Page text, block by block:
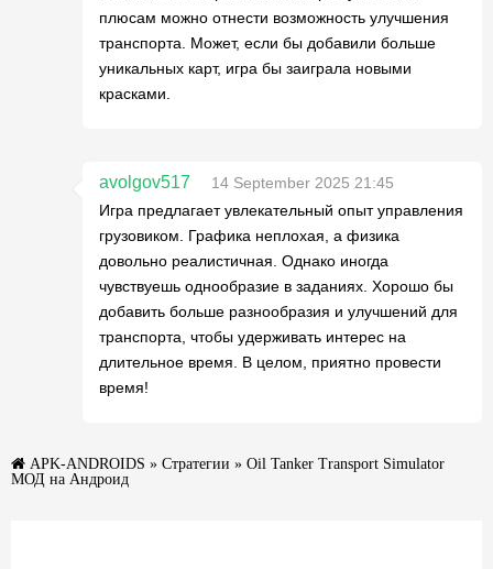
плюсам можно отнести возможность улучшения
транспорта. Может, если бы добавили больше
уникальных карт, игра бы заиграла новыми
красками.
avolgov517
14 September 2025 21:45
Игра предлагает увлекательный опыт управления
грузовиком. Графика неплохая, а физика
довольно реалистичная. Однако иногда
чувствуешь однообразие в заданиях. Хорошо бы
добавить больше разнообразия и улучшений для
транспорта, чтобы удерживать интерес на
длительное время. В целом, приятно провести
время!
APK-ANDROIDS » Стратегии » Oil Tanker Transport Simulator
МОД на Андроид